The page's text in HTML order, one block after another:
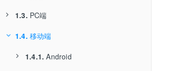
1.2.1.举例
1.2.1.1.
1.2.1.1.1.
1.3. PC端
1.3.1.Web端
1.3.1.1.Selenium
1.4. 移动端
1.4.1. Android